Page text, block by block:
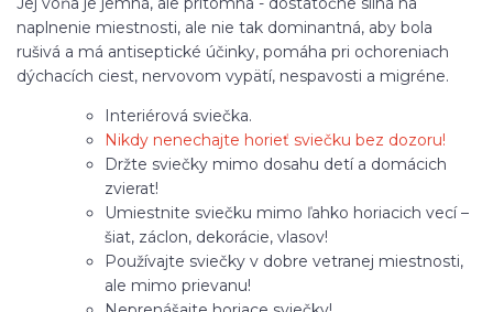
naplnenie miestnosti, ale nie tak dominantná, aby bola
rušivá a má antiseptické účinky, pomáha pri ochoreniach
dýchacích ciest, nervovom vypätí, nespavosti a migréne.
Interiérová sviečka.
Nikdy nenechajte horieť sviečku bez dozoru!
Držte sviečky mimo dosahu detí a domácich
zvierat!
Umiestnite sviečku mimo ľahko horiacich vecí –
šiat, záclon, dekorácie, vlasov!
Používajte sviečky v dobre vetranej miestnosti,
ale mimo prievanu!